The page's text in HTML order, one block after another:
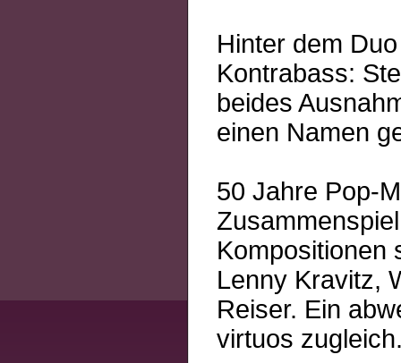
Hinter dem
Kontrabass:
beides
einen Namen
50 Jahre Pop-
Kompositionen
Lenny Kravitz,
Reiser. Ein
virtuos